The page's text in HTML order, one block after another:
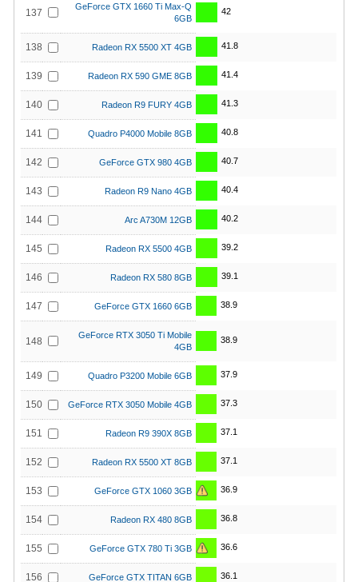
137
GeForce GTX 1660 Ti Max-Q
6GB
42
138 Radeon RX 5500 XT 4GB 41.8
139 Radeon RX 590 GME 8GB 41.4
140 Radeon R9 FURY 4GB 41.3
141 Quadro P4000 Mobile 8GB 40.8
142 GeForce GTX 980 4GB 40.7
143 Radeon R9 Nano 4GB 40.4
144 Arc A730M 12GB 40.2
145 Radeon RX 5500 4GB 39.2
146 Radeon RX 580 8GB 39.1
147 GeForce GTX 1660 6GB 38.9
148
GeForce RTX 3050 Ti Mobile
4GB
38.9
149 Quadro P3200 Mobile 6GB 37.9
150 GeForce RTX 3050 Mobile 4GB 37.3
151 Radeon R9 390X 8GB 37.1
152 Radeon RX 5500 XT 8GB 37.1
153 GeForce GTX 1060 3GB 36.9
154 Radeon RX 480 8GB 36.8
155 GeForce GTX 780 Ti 3GB 36.6
156 GeForce GTX TITAN 6GB 36.1